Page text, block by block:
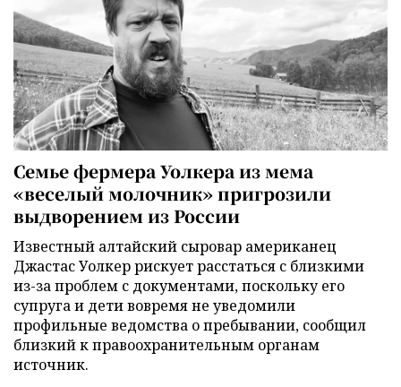
Семье фермера Уолкера из мема
«веселый молочник» пригрозили
выдворением из России
Известный алтайский сыровар американец
Джастас Уолкер рискует расстаться с близкими
из-за проблем с документами, поскольку его
супруга и дети вовремя не уведомили
профильные ведомства о пребывании, сообщил
близкий к правоохранительным органам
источник.